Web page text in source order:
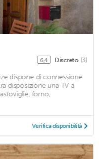
6,4 Discreto (3)
dispone di connessione
disposizione una TV a
forno,
Verifica disponibilità